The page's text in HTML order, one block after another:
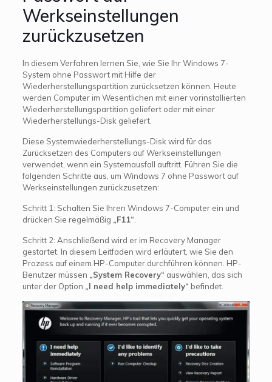
Werkseinstellungen
zurückzusetzen
In diesem Verfahren lernen Sie, wie Sie Ihr Windows 7-
System ohne Passwort mit Hilfe der
Wiederherstellungspartition zurücksetzen können. Heute
werden Computer im Wesentlichen mit einer vorinstallierten
Wiederherstellungspartition geliefert oder mit einer
Wiederherstellungs-Disk geliefert.
Diese Systemwiederherstellungs-Disk wird für das
Zurücksetzen des Computers auf Werkseinstellungen
verwendet, wenn ein Systemausfall auftritt. Führen Sie die
folgenden Schritte aus, um Windows 7 ohne Passwort auf
Werkseinstellungen zurückzusetzen:
Schritt 1: Schalten Sie Ihren Windows 7-Computer ein und
drücken Sie regelmäßig „F11“
Schritt 2: Anschließend wird er im Recovery Manager
gestartet. In diesem Leitfaden wird erläutert, wie Sie den
Prozess auf einem HP-Computer durchführen können. HP-
Benutzer müssen „System Recovery“ auswählen, das sich
unter der Option „I need help immediately“ befindet.